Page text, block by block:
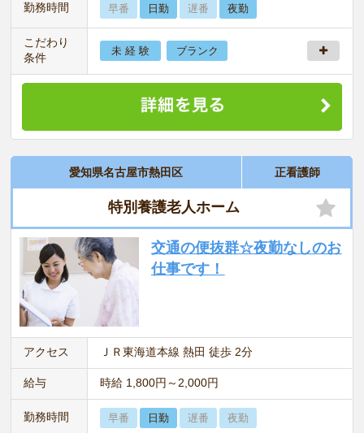
勤務時間 早番 日勤 遅番 夜勤
こだわり
条件
未 経 験 ブランク
愛知県名古屋市熱田区 正看護師
特別養護老人ホーム
交通の便抜群☆夜勤なしのお
仕事です！
アクセス ＪＲ東海道本線 熱田 徒歩 2分
給与 時給 1,800円～2,000円
勤務時間 早番 日勤 遅番 夜勤